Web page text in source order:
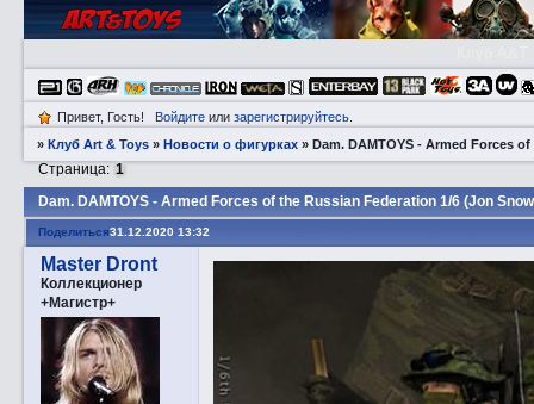
Привет, Гость! Войдитеили зарегистрируйтесь.
»Клуб Art & Toys »­Новости о фигурках »Dаm. DAMTOYS - Armed Forces
Dаm. DAMTOYS - Armed Forces of the Russian Federation 1/6 (Jon
Страница: 1
Поделиться31.12.2020 13:32
Master Dront
Коллекционер
+Магистр+